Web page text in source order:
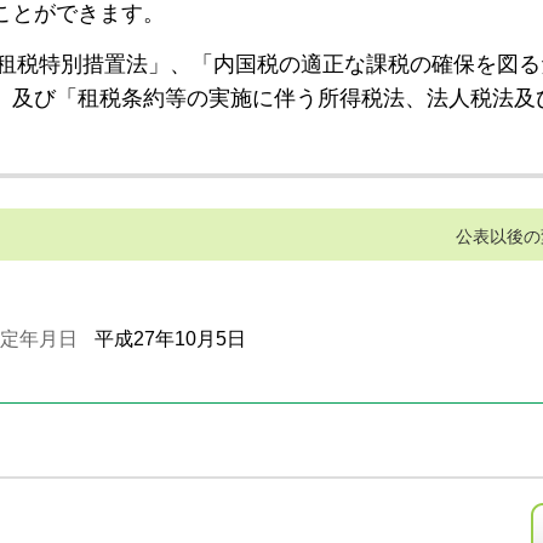
ができます。
税特別措置法」、「内国税の適正な課税の確保を図
及び「租税条約等の実施に伴う所得税法、法人税法
公表以後
年月日 平成27年10月5日